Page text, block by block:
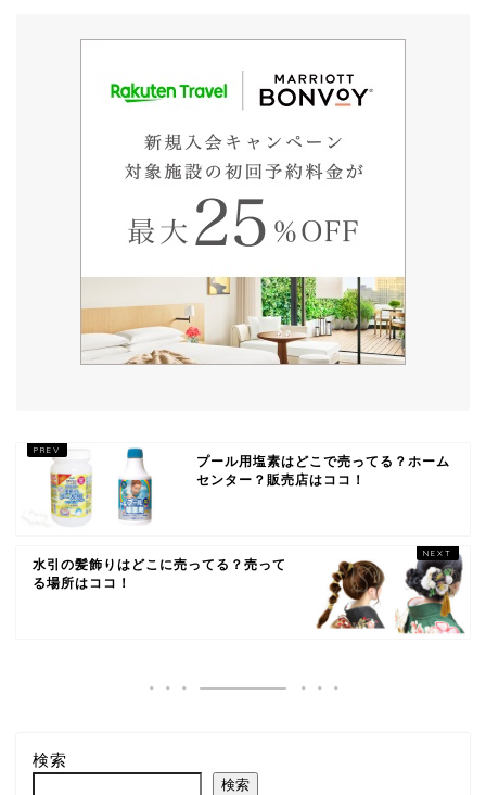
プール用塩素はどこで売ってる？ホーム
センター？販売店はココ！
水引の髪飾りはどこに売ってる？売って
る場所はココ！
検索
検索